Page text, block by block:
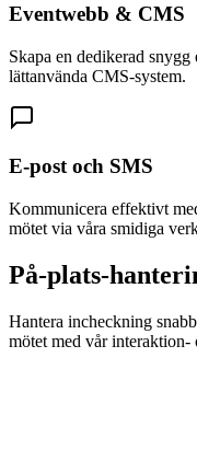
Eventwebb & CMS
Skapa en dedikerad
lättanvända CMS-system.
E-post och SMS
Kommunicera effektivt
mötet via våra smidiga
På-plats-
Hantera incheckning
mötet med vår interaktion-